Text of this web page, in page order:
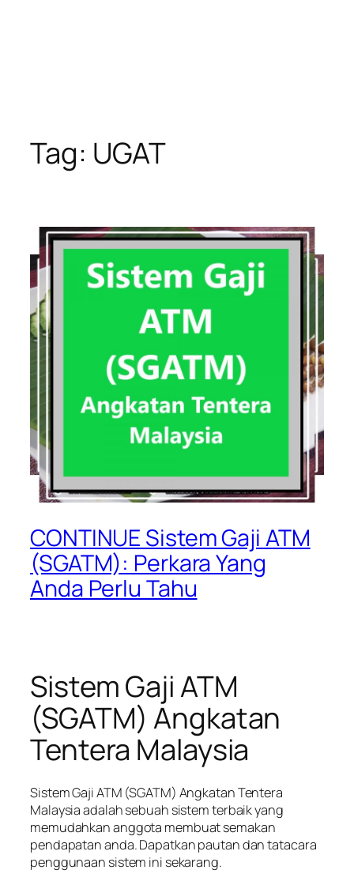
Tag: UGAT
CONTINUE Sistem Gaji ATM
(SGATM): Perkara Yang
Anda Perlu Tahu
Sistem Gaji ATM
(SGATM) Angkatan
Tentera Malaysia
Sistem Gaji ATM (SGATM) Angkatan Tentera
Malaysia adalah sebuah sistem terbaik yang
memudahkan anggota membuat semakan
pendapatan anda. Dapatkan pautan dan tatacara
penggunaan sistem ini sekarang.